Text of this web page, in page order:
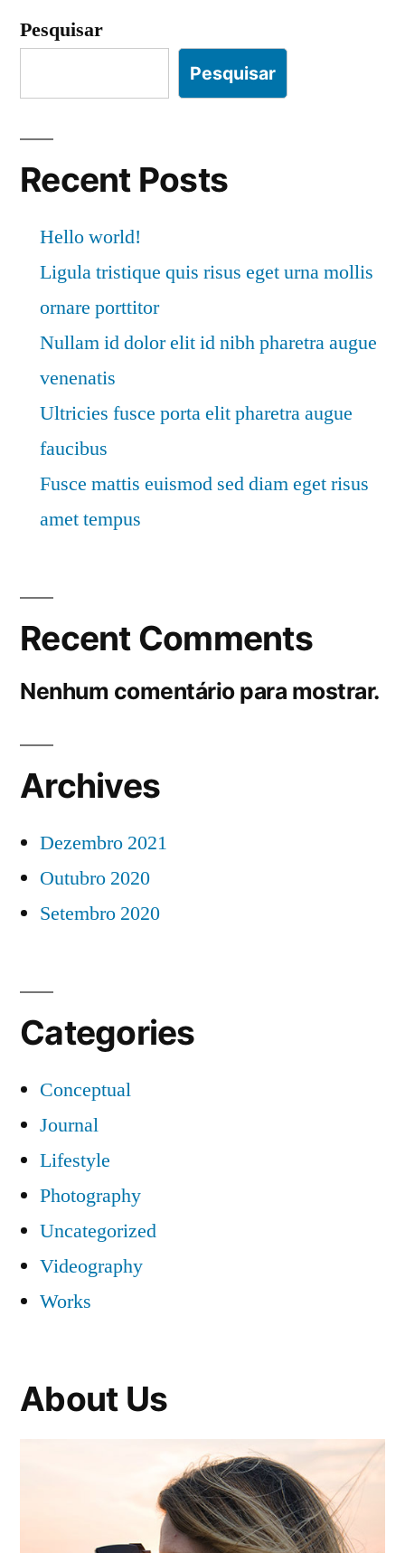
commodolacus”
eget
commodolacus
Pesquisar
Pesquisar
Recent Posts
Hello world!
Ligula tristique quis risus eget urna mollis
ornare porttitor
Nullam id dolor elit id nibh pharetra augue
venenatis
Ultricies fusce porta elit pharetra augue
faucibus
Fusce mattis euismod sed diam eget risus
amet tempus
Recent Comments
Nenhum comentário para mostrar.
Archives
Dezembro 2021
Outubro 2020
Setembro 2020
Categories
Conceptual
Journal
Lifestyle
Photography
Uncategorized
Videography
Works
About Us